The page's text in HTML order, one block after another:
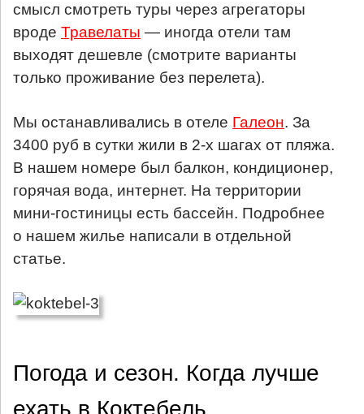
смысл смотреть туры через агрегаторы
вроде Травелаты — иногда отели там
выходят дешевле (смотрите варианты
только проживание без перелета).
Мы останавливались в отеле Галеон. За
3400 руб в сутки жили в 2-х шагах от пляжа.
В нашем номере был балкон, кондиционер,
горячая вода, интернет. На территории
мини-гостиницы есть бассейн. Подробнее
о нашем жилье написали в отдельной
статье.
Погода и сезон. Когда лучше
ехать в Коктебель